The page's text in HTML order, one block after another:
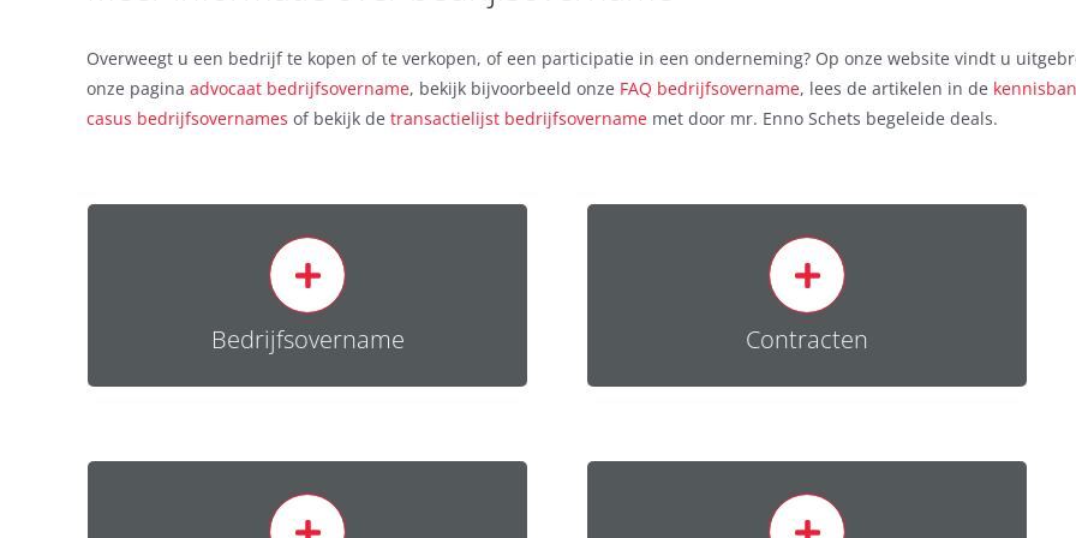
Overweegt u een bedrijf te kopen of te verkopen, of een participatie in een onderneming? Op onze website vindt u
onze pagina advocaat bedrijfsovername, bekijk bijvoorbeeld onze FAQ bedrijfsovername, lees de artikelen in de
casus bedrijfsovernames of bekijk de transactielijst bedrijfsovername met door mr. Enno Schets begeleide deals.
Bedrijfsovername
Het juridisch begeleiden van verkoper of koper
bij bedrijfsovername.
Lees meer Contracten
Het opstellen en beoordelen van allerlei soorten
overeenkomsten, zoals bijvoorbeeld:
Lees meer
Indeplaatsstelling en huurprijsaanpassing
Nakoming etc. vorderen van contracten voor